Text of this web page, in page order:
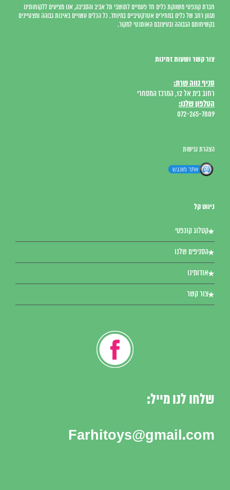
חברת קונפטי משווקת כלים חד פעמיים לתושבי תל אביב והסביבה, אנו מציעים ללקוחותינו
מגוון רחב של כלים במחירים אטרקטיביים במיוחד. כל הכלים עשויים באיכות גבוהה ומצטיינים
בקשיחותם הגבוהה ובעיצובם האותנטי למקור.
צור קשר ושעות זמינות
סניף נווה שרת:
רחוב בית אל 12, המרכז המסחרי
הטלפון שלנו:
072-265-7809
הצהרת נגישות
ניווט קל
קטלוג קונפטי
הסניפים שלנו
אודותינו
צור קשר
שלחו לנו מייל:
Farhitoys@gmail.com